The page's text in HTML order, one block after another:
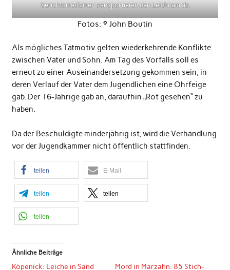
Gerichtsmediziner transportieren den Leichnam ab.
Fotos: © John Boutin
Als mögliches Tatmotiv gelten wiederkehrende Konflikte
zwischen Vater und Sohn. Am Tag des Vorfalls soll es
erneut zu einer Auseinandersetzung gekommen sein, in
deren Verlauf der Vater dem Jugendlichen eine Ohrfeige
gab. Der 16-Jährige gab an, daraufhin „Rot gesehen“ zu
haben.
Da der Beschuldigte minderjährig ist, wird die Verhandlung
vor der Jugendkammer nicht öffentlich stattfinden.
teilen E-Mail
teilen teilen
teilen
Ähnliche Beiträge
Köpenick: Leiche in Sand Mord in Marzahn: 85 Stich-